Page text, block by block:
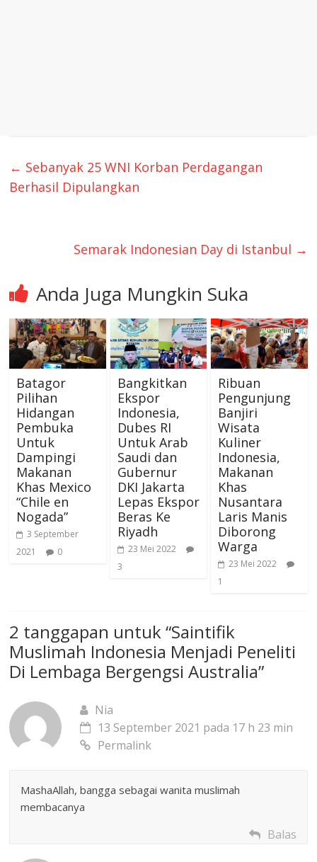
← Sebanyak 25 WNI Korban Perdagangan
Berhasil Dipulangkan
Semarak Indonesian Day di Istanbul →
Anda Juga Mungkin Suka
Batagor
Pilihan
Hidangan
Pembuka
Untuk
Dampingi
Makanan
Khas Mexico
“Chile en
Nogada”
3 September
2021
0
Bangkitkan
Ekspor
Indonesia,
Dubes RI
Untuk Arab
Saudi dan
Gubernur
DKI Jakarta
Lepas Ekspor
Beras Ke
Riyadh
23 Mei 2022
3
Ribuan
Pengunjung
Banjiri
Wisata
Kuliner
Indonesia,
Makanan
Khas
Nusantara
Laris Manis
Diborong
Warga
23 Mei 2022
1
2 tanggapan untuk “Saintifik
Muslimah Indonesia Menjadi Peneliti
Di Lembaga Bergengsi Australia”
Nia
13 September 2021 pada 17 h 23 min
Permalink
MashaAllah, bangga sebagai wanita muslimah
membacanya
Balas